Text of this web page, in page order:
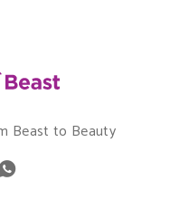
Beast to Beauty